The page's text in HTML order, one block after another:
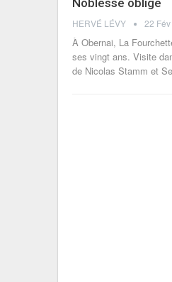
Noblesse oblige
HERVÉ LÉVY 22
À Obernai, La
ses vingt ans. Visite
de Nicolas Stamm et